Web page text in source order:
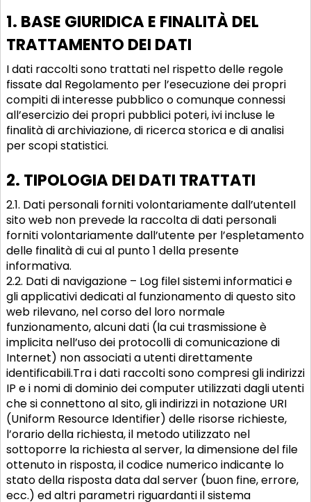
1. BASE GIURIDICA E FINALITÀ DEL
TRATTAMENTO DEI DATI
I dati raccolti sono trattati nel rispetto delle regole
fissate dal Regolamento per l’esecuzione dei propri
compiti di interesse pubblico o comunque connessi
all’esercizio dei propri pubblici poteri, ivi incluse le
finalità di archiviazione, di ricerca storica e di analisi
per scopi statistici.
2. TIPOLOGIA DEI DATI TRATTATI
2.1. Dati personali forniti volontariamente dall’utenteIl
sito web non prevede la raccolta di dati personali
forniti volontariamente dall’utente per l’espletamento
delle finalità di cui al punto 1 della presente
informativa.
2.2. Dati di navigazione – Log fileI sistemi informatici e
gli applicativi dedicati al funzionamento di questo sito
web rilevano, nel corso del loro normale
funzionamento, alcuni dati (la cui trasmissione è
implicita nell’uso dei protocolli di comunicazione di
Internet) non associati a utenti direttamente
identificabili.Tra i dati raccolti sono compresi gli indirizzi
IP e i nomi di dominio dei computer utilizzati dagli utenti
che si connettono al sito, gli indirizzi in notazione URI
(Uniform Resource Identifier) delle risorse richieste,
l’orario della richiesta, il metodo utilizzato nel
sottoporre la richiesta al server, la dimensione del file
ottenuto in risposta, il codice numerico indicante lo
stato della risposta data dal server (buon fine, errore,
ecc.) ed altri parametri riguardanti il sistema